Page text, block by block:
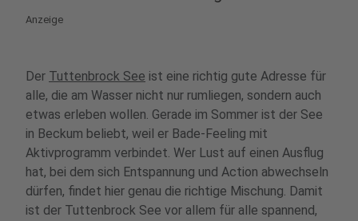
Anzeige
Der Tuttenbrock See ist eine richtig gute Adresse für
alle, die am Wasser nicht nur rumliegen, sondern auch
etwas erleben wollen. Gerade im Sommer ist der See
in Beckum beliebt, weil er Bade-Feeling mit
Aktivprogramm verbindet. Wer Lust auf einen Ausflug
hat, bei dem sich Entspannung und Action abwechseln
dürfen, findet hier genau die richtige Mischung. Damit
ist der Tuttenbrock See vor allem für alle spannend,